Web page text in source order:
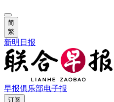
简
繁
新明日报
早报俱乐部电子报
订阅